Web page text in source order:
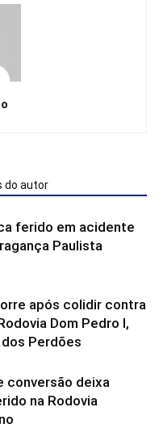
do autor
ferido em acidente
Paulista
após colidir contra
Dom Pedro I,
Perdões
conversão deixa
na Rodovia